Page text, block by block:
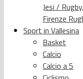
Jesi /
Firenze
Sport in Vallesina
Basket
Calcio
Calcio a 5